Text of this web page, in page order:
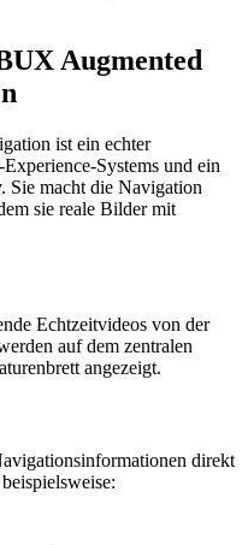
Augmented
ist ein echter
Systems und ein
Sie macht die Navigation
sie reale Bilder mit
Echtzeitvideos von der
auf dem zentralen
angezeigt.
direkt